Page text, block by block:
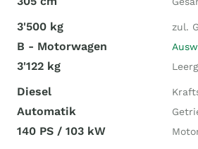
3'500 kg zul.
B - Motorwagen
3'122 kg
Diesel
Automatik
140 PS / 103 kW